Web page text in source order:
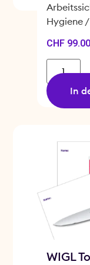
Hygiene
CHF99.00
In
WIGL